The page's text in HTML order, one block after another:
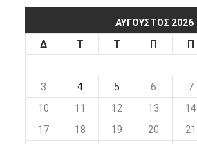
ΑΎΓΟΥΣΤΟΣ 2026
Δ
Τ Τ Π Π
3
4 5 6 7
10
11 12 13 14
17
18 19 20 21